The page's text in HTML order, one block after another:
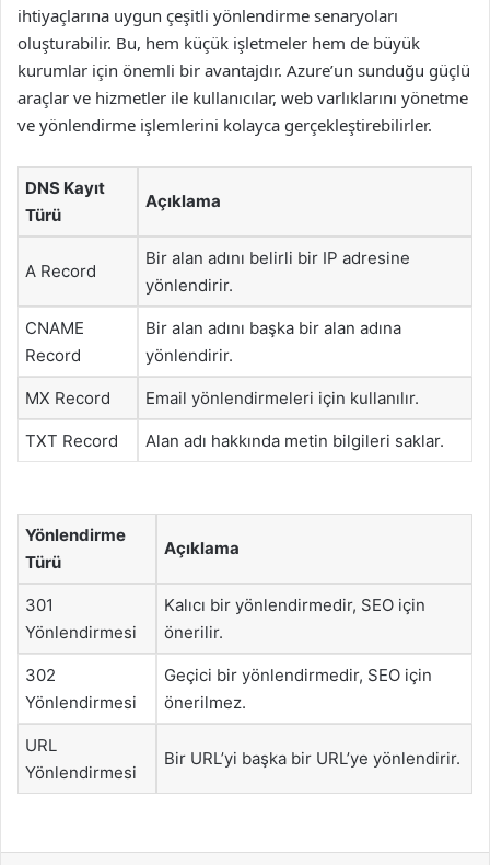
ihtiyaçlarına uygun çeşitli yönlendirme senaryoları
oluşturabilir. Bu, hem küçük işletmeler hem de büyük
kurumlar için önemli bir avantajdır. Azure’un sunduğu güçlü
araçlar ve hizmetler ile kullanıcılar, web varlıklarını yönetme
ve yönlendirme işlemlerini kolayca gerçekleştirebilirler.
DNS Kayıt
Türü
Açıklama
A Record
Bir alan adını belirli bir IP adresine
yönlendirir.
CNAME
Record
Bir alan adını başka bir alan adına
yönlendirir.
MX Record Email yönlendirmeleri için kullanılır.
TXT Record Alan adı hakkında metin bilgileri saklar.
Yönlendirme
Türü
Açıklama
301
Yönlendirmesi
Kalıcı bir yönlendirmedir, SEO için
önerilir.
302
Yönlendirmesi
Geçici bir yönlendirmedir, SEO için
önerilmez.
URL
Yönlendirmesi
Bir URL’yi başka bir URL’ye yönlendirir.